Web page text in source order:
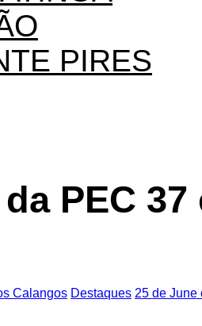
PIRES
PEC
Calangos Destaques 25 de June